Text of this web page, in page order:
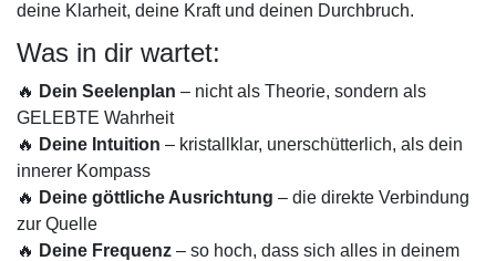
deine Klarheit, deine Kraft und deinen Durchbruch.
Was in dir wartet:
🔥 Dein Seelenplan – nicht als Theorie, sondern als
GELEBTE Wahrheit
🔥 Deine Intuition – kristallklar, unerschütterlich, als dein
innerer Kompass
🔥 Deine göttliche Ausrichtung – die direkte Verbindung
zur Quelle
🔥 Deine Frequenz – so hoch, dass sich alles in deinem